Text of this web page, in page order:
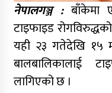
नेपालगञ्ज : बाँकेमा
टाइफाइड
यही २३ गतेदेखि १५
बालबालिकालाई
लागिएको छ ।